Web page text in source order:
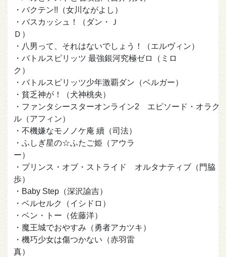
・バクテン!!（女川ながよし）
・バスカッシュ！（ダン・Ｊ
Ｄ）
・八男って、それはないでしょう！（エルヴィン）
・バトルスピリッツ 最強銀河究極ゼロ（ミロ
ク）
・バトルスピリッツ少年激覇ダン（ベルガー）
・貧乏神が！（犬神桃央）
・ファンタシースターオンライン2 エピソード・オラク
ル（アフィン）
・不機嫌なモノノケ庵 續（司法）
・ふしぎ星の☆ふたご姫（アウラ
ー）
・プリンス・オブ・ストライド オルタナティブ（門脇
歩）
・Baby Step（深沢諭吉）
・ベルセルク（イシドロ）
・ベン・トー（佐藤洋）
・魔王城でおやすみ（勇者アカツキ）
・機巧少女は傷つかない（赤羽雷
真）